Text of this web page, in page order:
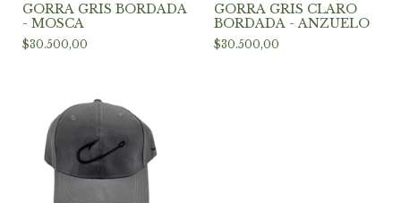
GORRA GRIS BORDADA
- MOSCA
$30.500,00
GORRA GRIS CLARO
BORDADA - ANZUELO
$30.500,00